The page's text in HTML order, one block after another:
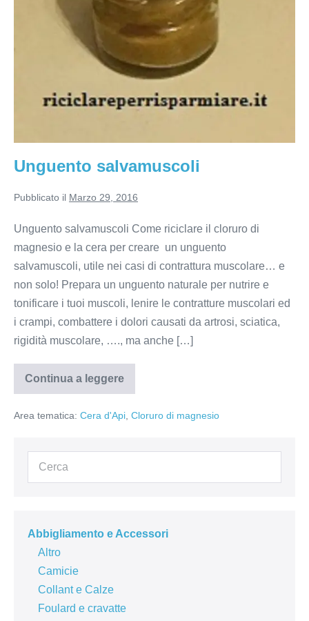
Unguento salvamuscoli
Pubblicato il Marzo 29, 2016
Unguento salvamuscoli Come riciclare il cloruro di
magnesio e la cera per creare un unguento
salvamuscoli, utile nei casi di contrattura muscolare… e
non solo! Prepara un unguento naturale per nutrire e
tonificare i tuoi muscoli, lenire le contratture muscolari ed
i crampi, combattere i dolori causati da artrosi, sciatica,
rigidità muscolare, …., ma anche […]
Continua a leggere
Unguento
salvamuscoli
Area tematica: Cera d'Api Cloruro di magnesio
Abbigliamento e Accessori
Altro
Camicie
Collant e Calze
Foulard e cravatte